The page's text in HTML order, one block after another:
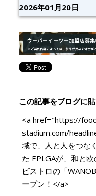
2026年01月20日
この記事をブログに
<a href="https://
stadium.com/
域で、人と人をつな
た EPLGAが、和と
ビストロの「
ープン！</a>